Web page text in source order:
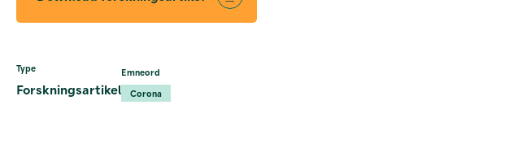
Type
Forskningsartikel
Emneord
Corona